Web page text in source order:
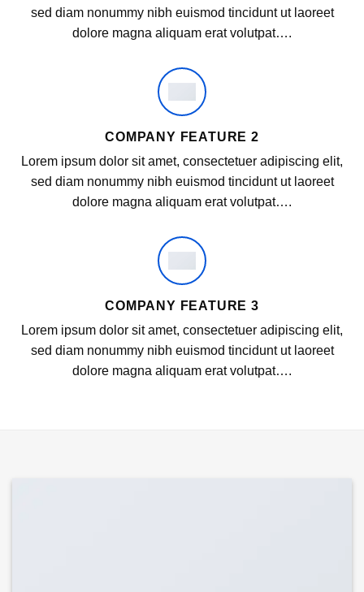
sed diam nonummy nibh euismod tincidunt ut laoreet
dolore magna aliquam erat volutpat….
COMPANY FEATURE 2
Lorem ipsum dolor sit amet, consectetuer adipiscing elit,
sed diam nonummy nibh euismod tincidunt ut laoreet
dolore magna aliquam erat volutpat….
COMPANY FEATURE 3
Lorem ipsum dolor sit amet, consectetuer adipiscing elit,
sed diam nonummy nibh euismod tincidunt ut laoreet
dolore magna aliquam erat volutpat….